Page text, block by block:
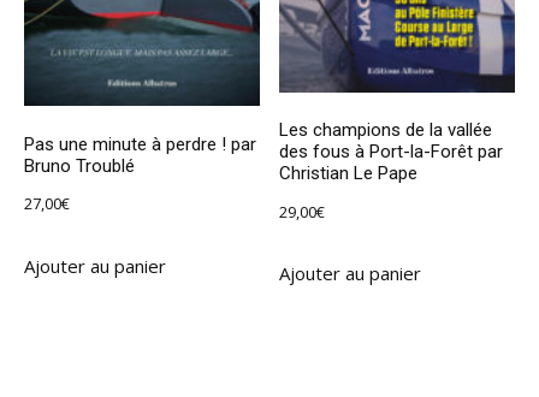
Pas une minute à perdre ! par
Bruno Troublé
27,00€
Ajouter au panier
Les champions de la vallée
des fous à Port-la-Forêt par
Christian Le Pape
29,00€
Ajouter au panier